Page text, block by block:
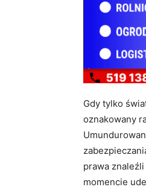
Gdy tylko
oznakowany
prawa
momencie